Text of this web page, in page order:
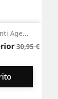
Age...
Precio
30,95 €Precio